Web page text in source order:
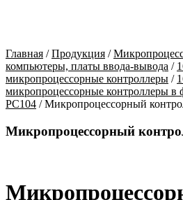
Главная /Продукция /
компьютеры, платы ввода-вывода /
микропроцессорные контроллеры /
микропроцессорные контроллеры в
PC104 / Микропроцессорный
Микропроцессорный